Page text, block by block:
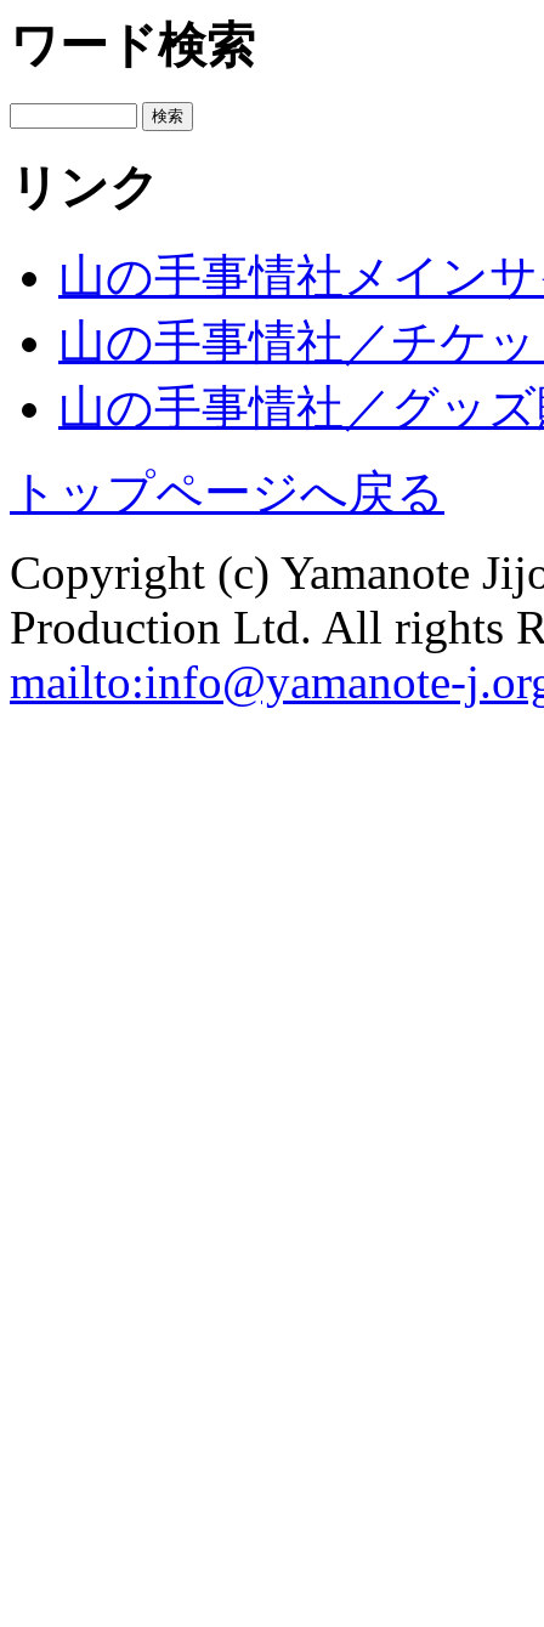
ワード検索
リンク
山の手事情社メイン
山の手事情社／チケ
山の手事情社／グッ
トップページへ戻る
Copyright (c) Yamanote
Production Ltd. All rights
mailto:info@yamanote-